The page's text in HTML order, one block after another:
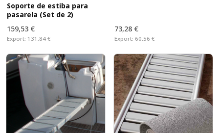
Soporte de estiba para
pasarela (Set de 2)
159,53 €
Export: 131,84 €
73,28 €
Export: 60,56 €